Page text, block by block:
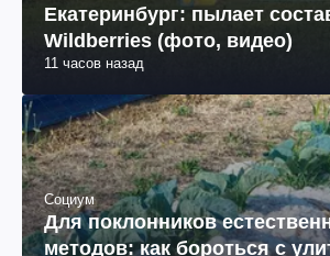
Екатеринбург: пылает
Wildberries (фото, видео)
11 часов назад
Социум
Для поклонников
методов: как бороться с